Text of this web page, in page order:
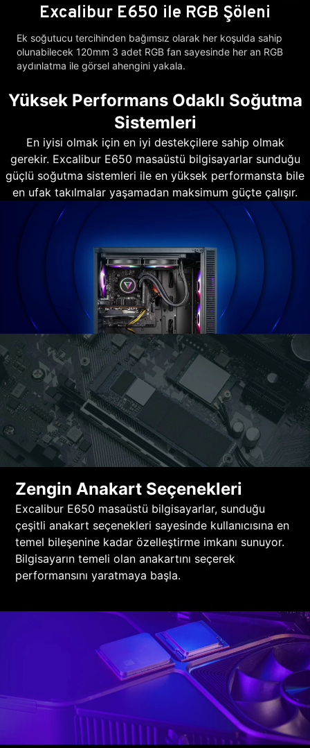
Excalibur E650 ile RGB Şöleni
Ek soğutucu tercihinden bağımsız olarak her koşulda sahip
olunabilecek 120mm 3 adet RGB fan sayesinde her an RGB
aydınlatma ile görsel ahengini yakala.
Yüksek Performans Odaklı Soğutma
Sistemleri
En iyisi olmak için en iyi destekçilere sahip olmak
gerekir. Excalibur E650 masaüstü bilgisayarlar sunduğu
güçlü soğutma sistemleri ile en yüksek performansta bile
en ufak takılmalar yaşamadan maksimum güçte çalışır.
Zengin Anakart Seçenekleri
Excalibur E650 masaüstü bilgisayarlar, sunduğu
çeşitli anakart seçenekleri sayesinde kullanıcısına en
temel bileşenine kadar özelleştirme imkanı sunuyor.
Bilgisayarın temeli olan anakartını seçerek
performansını yaratmaya başla.